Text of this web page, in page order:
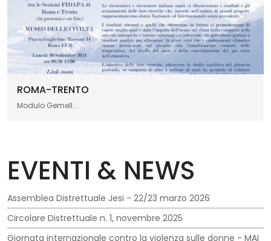
ROMA-TRENTO
Modulo Gemell...
EVENTI & NEWS
Assemblea Distrettuale Jesi - 22/23 marzo 2026
Circolare Distrettuale n. 1, novembre 2025
Giornata internazionale contro la violenza sulle donne - MAI